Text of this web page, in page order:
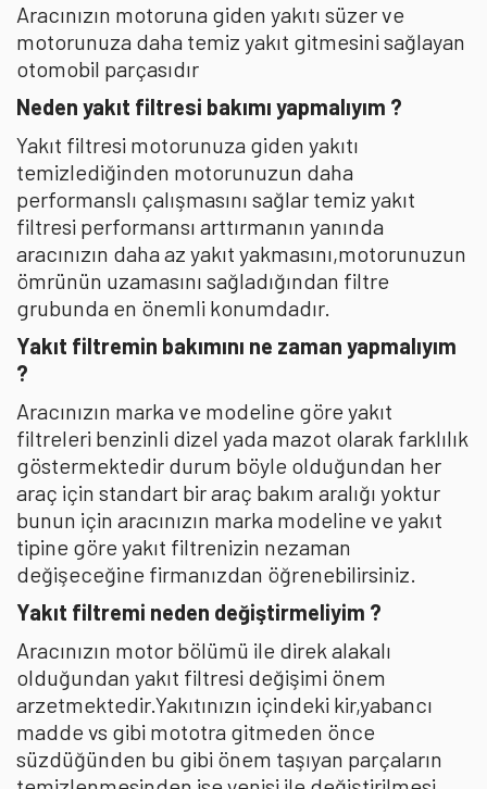
Aracınızın motoruna giden yakıtı süzer ve
motorunuza daha temiz yakıt gitmesini sağlayan
otomobil parçasıdır
Neden yakıt filtresi bakımı yapmalıyım ?
Yakıt filtresi motorunuza giden yakıtı
temizlediğinden motorunuzun daha
performanslı çalışmasını sağlar temiz yakıt
filtresi performansı arttırmanın yanında
aracınızın daha az yakıt yakmasını,motorunuzun
ömrünün uzamasını sağladığından filtre
grubunda en önemli konumdadır.
Yakıt filtremin bakımını ne zaman yapmalıyım
?
Aracınızın marka ve modeline göre yakıt
filtreleri benzinli dizel yada mazot olarak farklılık
göstermektedir durum böyle olduğundan her
araç için standart bir araç bakım aralığı yoktur
bunun için aracınızın marka modeline ve yakıt
tipine göre yakıt filtrenizin nezaman
değişeceğine firmanızdan öğrenebilirsiniz.
Yakıt filtremi neden değiştirmeliyim ?
Aracınızın motor bölümü ile direk alakalı
olduğundan yakıt filtresi değişimi önem
arzetmektedir.Yakıtınızın içindeki kir,yabancı
madde vs gibi mototra gitmeden önce
süzdüğünden bu gibi önem taşıyan parçaların